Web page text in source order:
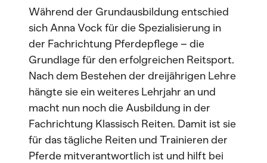
Während der Grundausbildung entschied
sich Anna Vock für die Spezialisierung in
der Fachrichtung Pferdepflege – die
Grundlage für den erfolgreichen Reitsport.
Nach dem Bestehen der dreijährigen Lehre
hängte sie ein weiteres Lehrjahr an und
macht nun noch die Ausbildung in der
Fachrichtung Klassisch Reiten. Damit ist sie
für das tägliche Reiten und Trainieren der
Pferde mitverantwortlich ist und hilft bei